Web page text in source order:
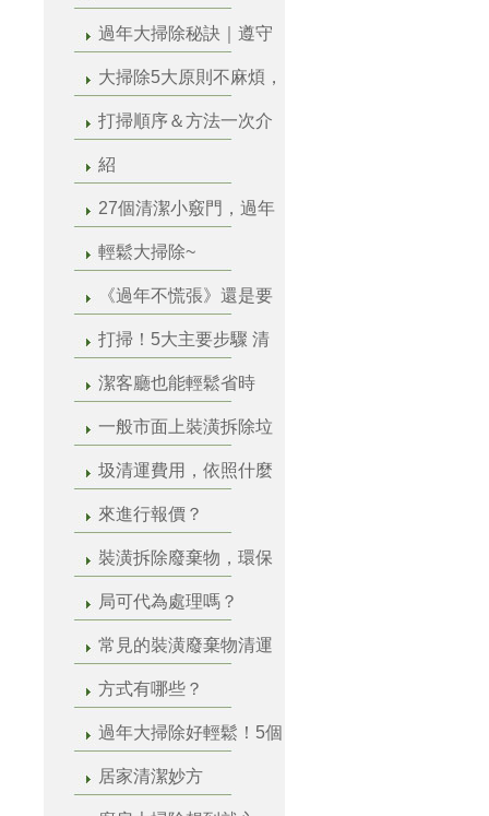
過年大掃除秘訣｜遵守
大掃除5大原則不麻煩，
打掃順序＆方法一次介
紹
27個清潔小竅門，過年
輕鬆大掃除~
《過年不慌張》還是要
打掃！5大主要步驟 清
潔客廳也能輕鬆省時
一般市面上裝潢拆除垃
圾清運費用，依照什麼
來進行報價？
裝潢拆除廢棄物，環保
局可代為處理嗎？
常見的裝潢廢棄物清運
方式有哪些？
過年大掃除好輕鬆！5個
居家清潔妙方